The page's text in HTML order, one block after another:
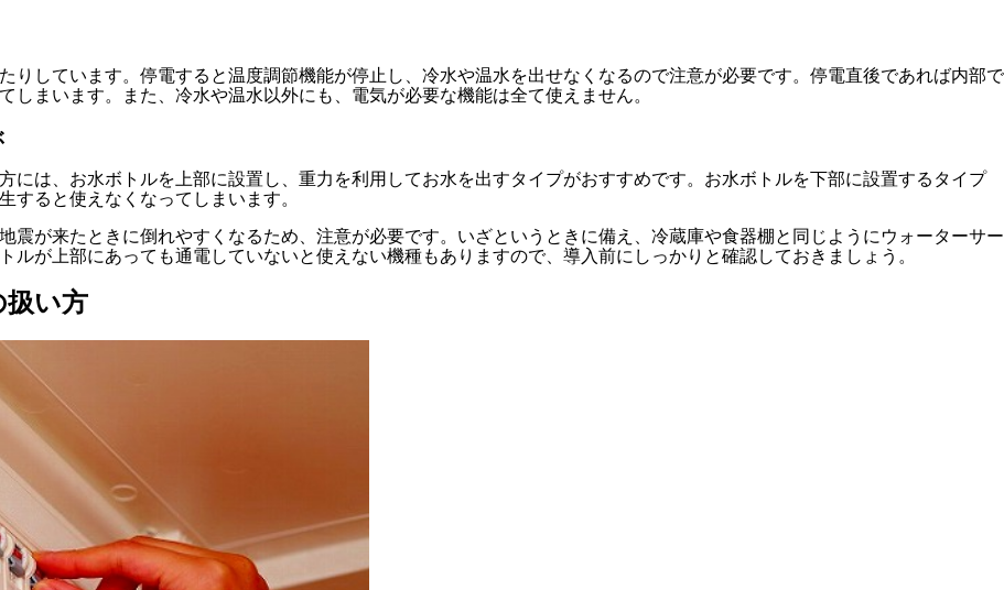
りしています。停電すると温度調節機能が停止し、冷水や温水を出せなくなるので注意が必要です。停電直後であれば内部で
まいます。また、冷水や温水以外にも、電気が必要な機能は全て使えません。
には、お水ボトルを上部に設置し、重力を利用してお水を出すタイプがおすすめです。お水ボトルを下部に設置するタイプ
すると使えなくなってしまいます。
震が来たときに倒れやすくなるため、注意が必要です。いざというときに備え、冷蔵庫や食器棚と同じようにウォーターサー
が上部にあっても通電していないと使えない機種もありますので、導入前にしっかりと確認しておきましょう。
扱い方